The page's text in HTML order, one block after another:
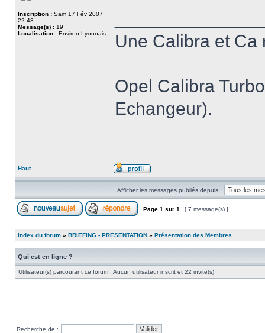
Inscription : Sam 17 Fév 2007
22:43
Message(s) : 19
Localisation : Environ Lyonnais
Une Calibra et Ca
Opel Calibra
Echangeur).
Haut
Afficher les messages publiés depuis :
Page 1 sur 1 [ 7 message(s) ]
Index du forum » BRIEFING - PRESENTATION » Présentation des Membres
Qui est en ligne ?
Utilisateur(s) parcourant ce forum : Aucun utilisateur inscrit et 22 invité(s)
Recherche de :